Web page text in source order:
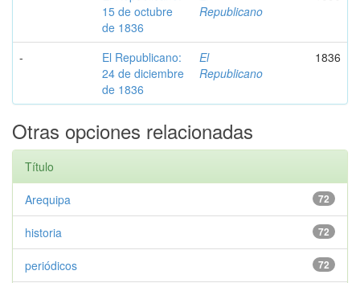
15 de octubre
de 1836
Republicano
-
El Republicano:
24 de diciembre
de 1836
El
Republicano
1836
Otras opciones relacionadas
Título
72
Arequipa
72
historia
72
periódicos